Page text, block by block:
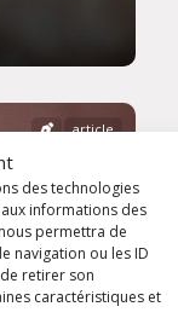
des technologies
informations des
permettra de
navigation ou les ID
retirer son
caractéristiques et
article